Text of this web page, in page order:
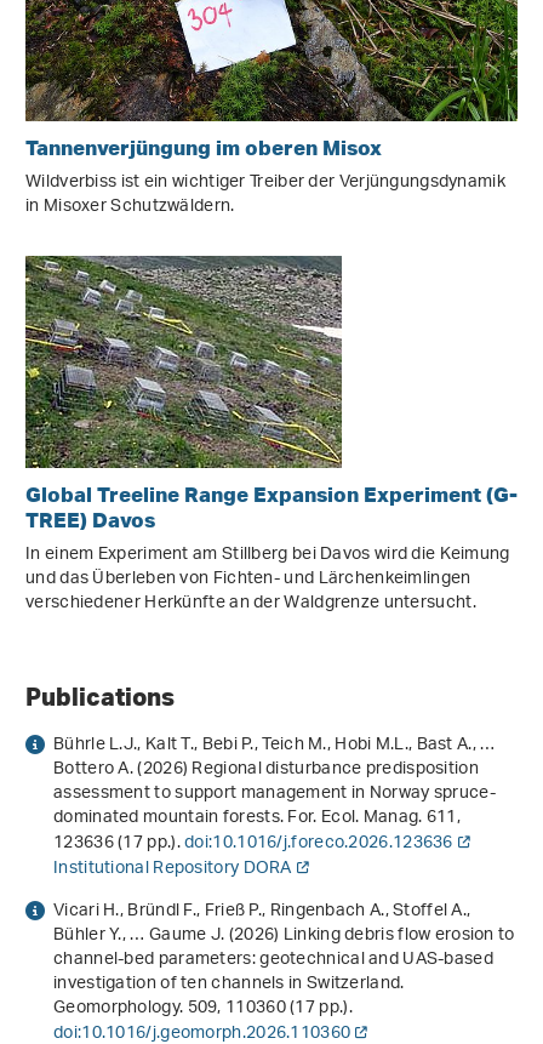
Tannenverjüngung im oberen Misox
Wildverbiss ist ein wichtiger Treiber der Verjüngungsdynamik
in Misoxer Schutzwäldern.
Global Treeline Range Expansion Experiment (G-
TREE) Davos
In einem Experiment am Stillberg bei Davos wird die Keimung
und das Überleben von Fichten- und Lärchenkeimlingen
verschiedener Herkünfte an der Waldgrenze untersucht.
Publications
Bührle L.J., Kalt T., Bebi P., Teich M., Hobi M.L., Bast A., …
Bottero A. (2026) Regional disturbance predisposition
assessment to support management in Norway spruce-
dominated mountain forests. For. Ecol. Manag.611,
123636 (17 pp.).doi:10.1016/j.foreco.2026.123636
Institutional Repository DORA
Vicari H., Bründl F., Frieß P., Ringenbach A., Stoffel A.,
Bühler Y., … Gaume J. (2026) Linking debris flow erosion to
channel-bed parameters: geotechnical and UAS-based
investigation of ten channels in Switzerland.
Geomorphology.509, 110360 (17 pp.).
doi:10.1016/j.geomorph.2026.110360